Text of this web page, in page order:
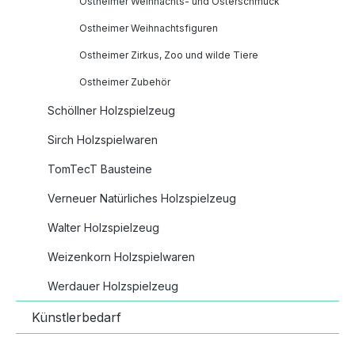
Ostheimer Weihnachtsfiguren
Ostheimer Zirkus, Zoo und wilde Tiere
Ostheimer Zubehör
Schöllner Holzspielzeug
Sirch Holzspielwaren
TomTecT Bausteine
Verneuer Natürliches Holzspielzeug
Walter Holzspielzeug
Weizenkorn Holzspielwaren
Werdauer Holzspielzeug
Künstlerbedarf